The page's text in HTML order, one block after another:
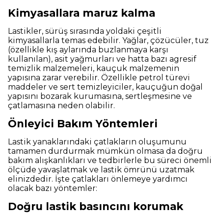
Kimyasallara maruz kalma
Lastikler, sürüş sırasında yoldaki çeşitli
kimyasallarla temas edebilir. Yağlar, çözücüler, tuz
(özellikle kış aylarında buzlanmaya karşı
kullanılan), asit yağmurları ve hatta bazı agresif
temizlik malzemeleri, kauçuk malzemenin
yapısına zarar verebilir. Özellikle petrol türevi
maddeler ve sert temizleyiciler, kauçuğun doğal
yapısını bozarak kurumasına, sertleşmesine ve
çatlamasına neden olabilir.
Önleyici Bakım Yöntemleri
Lastik yanaklarındaki çatlakların oluşumunu
tamamen durdurmak mümkün olmasa da doğru
bakım alışkanlıkları ve tedbirlerle bu süreci önemli
ölçüde yavaşlatmak ve lastik ömrünü uzatmak
elinizdedir. İşte çatlakları önlemeye yardımcı
olacak bazı yöntemler:
Doğru lastik basıncını korumak